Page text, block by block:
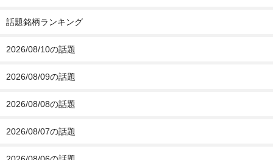
話題銘柄ランキング
2026/08/10の話題
2026/08/09の話題
2026/08/08の話題
2026/08/07の話題